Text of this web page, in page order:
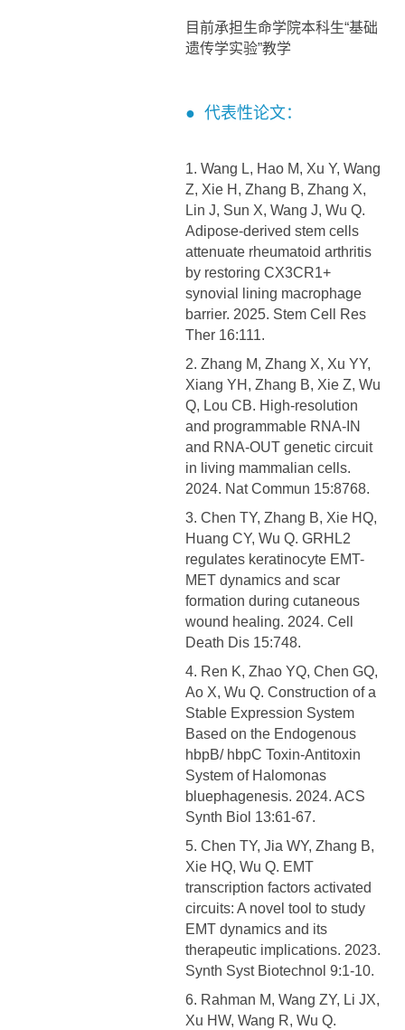
目前承担生命学院本科生“基础
遗传学实验”教学
● 代表性论文：
1. Wang L, Hao M, Xu Y, Wang
Z, Xie H, Zhang B, Zhang X,
Lin J, Sun X, Wang J, Wu Q.
Adipose-derived stem cells
attenuate rheumatoid arthritis
by restoring CX3CR1+
synovial lining macrophage
barrier. 2025. Stem Cell Res
Ther 16:111.
2. Zhang M, Zhang X, Xu YY,
Xiang YH, Zhang B, Xie Z, Wu
Q, Lou CB. High-resolution
and programmable RNA-IN
and RNA-OUT genetic circuit
in living mammalian cells.
2024. Nat Commun 15:8768.
3. Chen TY, Zhang B, Xie HQ,
Huang CY, Wu Q. GRHL2
regulates keratinocyte EMT-
MET dynamics and scar
formation during cutaneous
wound healing. 2024. Cell
Death Dis 15:748.
4. Ren K, Zhao YQ, Chen GQ,
Ao X, Wu Q. Construction of a
Stable Expression System
Based on the Endogenous
hbpB/ hbpC Toxin-Antitoxin
System of Halomonas
bluephagenesis. 2024. ACS
Synth Biol 13:61-67.
5. Chen TY, Jia WY, Zhang B,
Xie HQ, Wu Q. EMT
transcription factors activated
circuits: A novel tool to study
EMT dynamics and its
therapeutic implications. 2023.
Synth Syst Biotechnol 9:1-10.
6. Rahman M, Wang ZY, Li JX,
Xu HW, Wang R, Wu Q.